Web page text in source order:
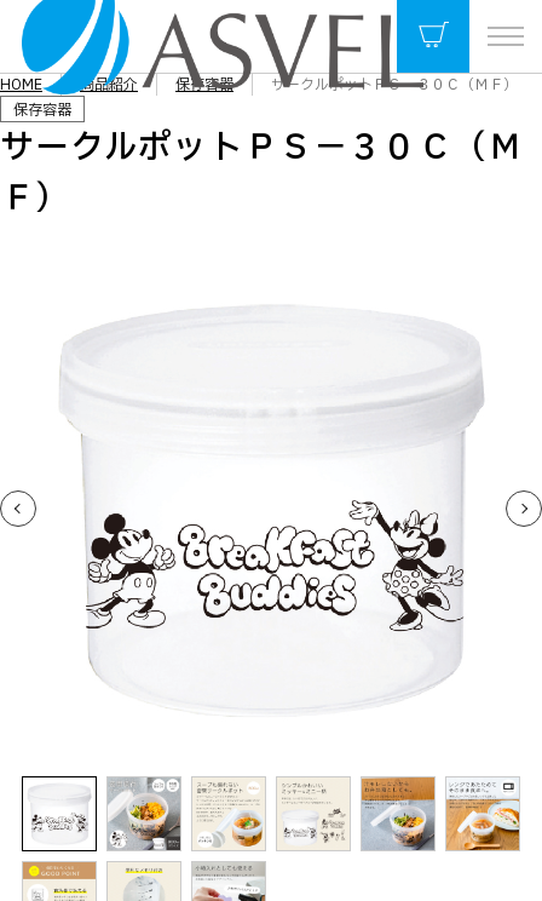
HOME 商品紹介 保存容器
サークルポットＰＳ－３０Ｃ（ＭＦ）
保存容器
サークルポットＰＳ－３０Ｃ（Ｍ
Ｆ）